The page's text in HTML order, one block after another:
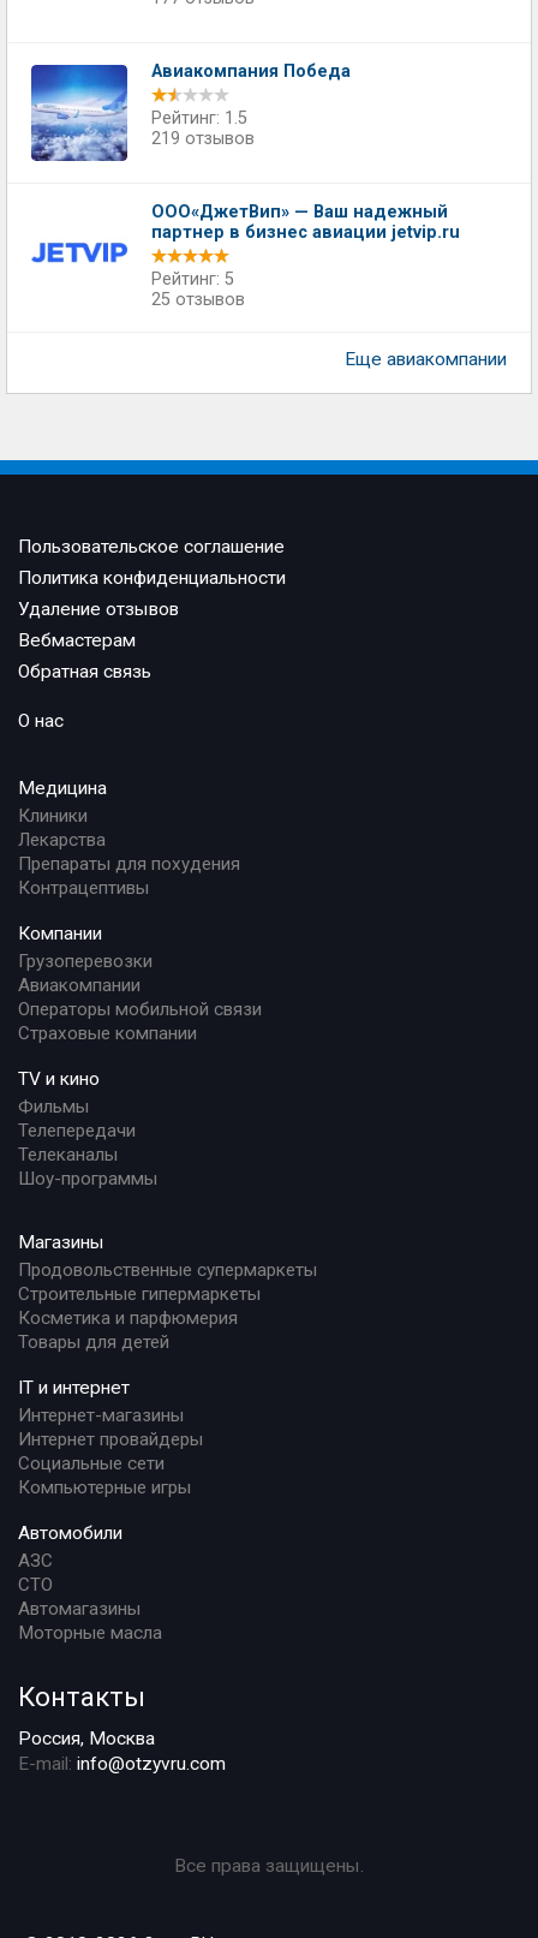
Авиакомпания Победа
Рейтинг: 1.5
219 отзывов
ООО«ДжетВип» — Ваш надежный
партнер в бизнес авиации jetvip.ru
Рейтинг: 5
25 отзывов
Еще авиакомпании
Пользовательское соглашение
Политика конфиденциальности
Удаление отзывов
Вебмастерам
Обратная связь
О нас
Медицина
Клиники
Лекарства
Препараты для похудения
Контрацептивы
Компании
Грузоперевозки
Авиакомпании
Операторы мобильной связи
Страховые компании
TV и кино
Фильмы
Телепередачи
Телеканалы
Шоу-программы
Магазины
Продовольственные супермаркеты
Строительные гипермаркеты
Косметика и парфюмерия
Товары для детей
IT и интернет
Интернет-магазины
Интернет провайдеры
Социальные сети
Компьютерные игры
Автомобили
АЗС
СТО
Автомагазины
Моторные масла
Контакты
Россия, Москва
E-mail: info@otzyvru.com
Все права защищены.